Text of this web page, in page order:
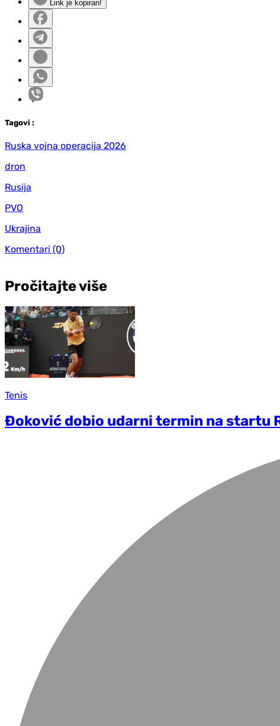
Link je kopiran!
Tagovi :
Ruska vojna operacija 2026
dron
Rusija
PVO
Ukrajina
Komentari (0)
Pročitajte više
Tenis
Đoković dobio udarni termin na startu